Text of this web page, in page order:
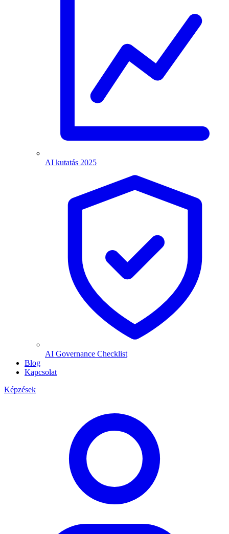
AI kutatás 2025
AI Governance Checklist
Blog
Kapcsolat
Képzések